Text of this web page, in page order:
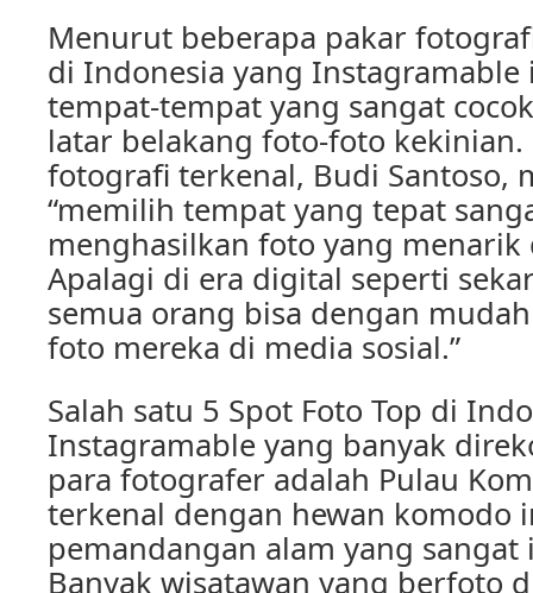
Menurut beberapa pakar
di Indonesia yang
tempat-tempat yang sangat
latar belakang foto-foto kekinian.
fotografi terkenal, Budi Santoso,
“memilih tempat yang tepat
menghasilkan foto yang
Apalagi di era digital seperti
semua orang bisa dengan
foto mereka di media sosial.”
Salah satu 5 Spot Foto Top di
Instagramable yang banyak
para fotografer adalah Pulau
terkenal dengan hewan komodo
pemandangan alam yang sangat
Banyak wisatawan yang berfoto